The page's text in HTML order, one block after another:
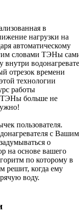
в
нагрузки на
автоматическому
словами ТЭНы
внутри
отрезок времени
технологии
работы
ТЭНы больше не
пользователя.
с
о
на основе вашего
по которому в
решит, когда ему
воду.